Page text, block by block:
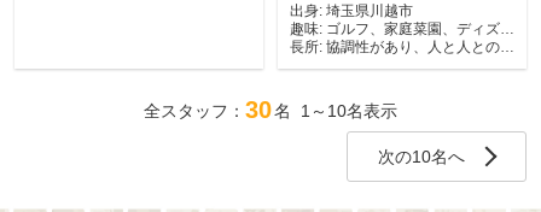
出身: 埼玉県川越市
趣味: ゴルフ、家庭菜園、ディズニ
ー
長所: 協調性があり、人と人との和
全スタッフ： 30名 1～10名表示
次の10名へ